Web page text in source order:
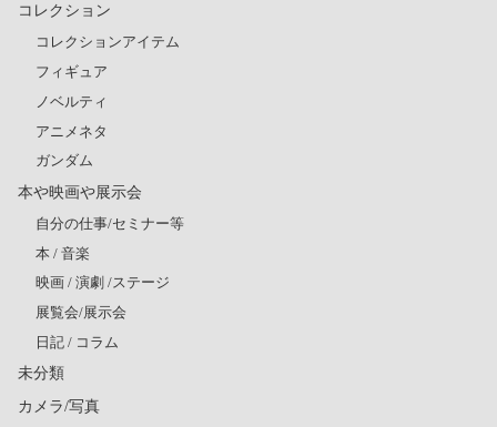
コレクション
コレクションアイテム
フィギュア
ノベルティ
アニメネタ
ガンダム
本や映画や展示会
自分の仕事/セミナー等
本 / 音楽
映画 / 演劇 /ステージ
展覧会/展示会
日記 / コラム
未分類
カメラ/写真